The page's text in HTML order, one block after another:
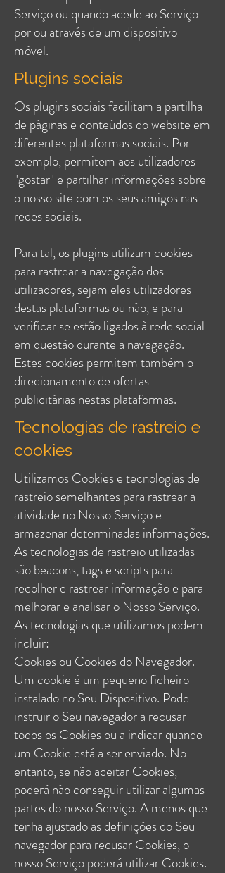
Serviço ou quando acede ao Serviço
por ou através de um dispositivo
móvel.
Plugins sociais
Os plugins sociais facilitam a partilha
de páginas e conteúdos do website em
diferentes plataformas sociais. Por
exemplo, permitem aos utilizadores
"gostar" e partilhar informações sobre
o nosso site com os seus amigos nas
redes sociais.
Para tal, os plugins utilizam cookies
para rastrear a navegação dos
utilizadores, sejam eles utilizadores
destas plataformas ou não, e para
verificar se estão ligados à rede social
em questão durante a navegação.
Estes cookies permitem também o
direcionamento de ofertas
publicitárias nestas plataformas.
Tecnologias de rastreio e
cookies
Utilizamos Cookies e tecnologias de
rastreio semelhantes para rastrear a
atividade no Nosso Serviço e
armazenar determinadas informações.
As tecnologias de rastreio utilizadas
são beacons, tags e scripts para
recolher e rastrear informação e para
melhorar e analisar o Nosso Serviço.
As tecnologias que utilizamos podem
incluir:
Cookies ou Cookies do Navegador.
Um cookie é um pequeno ficheiro
instalado no Seu Dispositivo. Pode
instruir o Seu navegador a recusar
todos os Cookies ou a indicar quando
um Cookie está a ser enviado. No
entanto, se não aceitar Cookies,
poderá não conseguir utilizar algumas
partes do nosso Serviço. A menos que
tenha ajustado as definições do Seu
navegador para recusar Cookies, o
nosso Serviço poderá utilizar Cookies.